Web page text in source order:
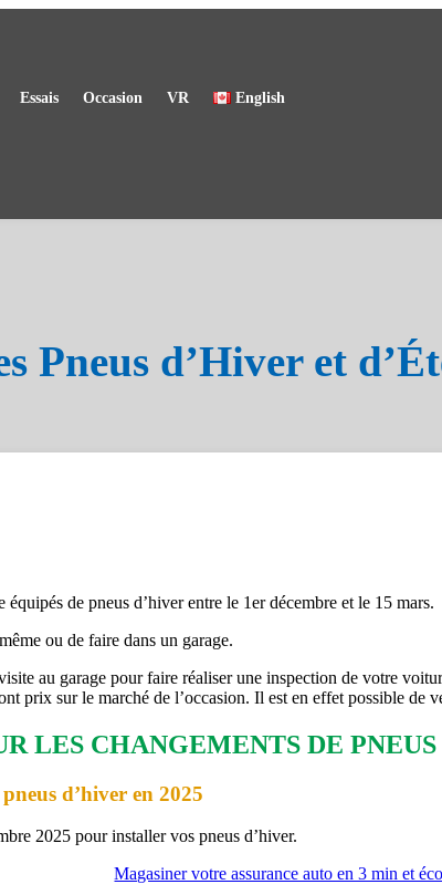
Essais Occasion VR English
Pneus d’Hiver et
de pneus d’hiver entre le 1er décembre et le 15 mars.
ou de faire dans un garage.
au garage pour faire réaliser une inspection de votre
prix sur le marché de l’occasion. Il est en effet possible de
LES CHANGEMENTS DE PNEUS
d’hiver en 2025
2025 pour installer vos pneus d’hiver.
Magasiner votre assurance auto en 3 min et